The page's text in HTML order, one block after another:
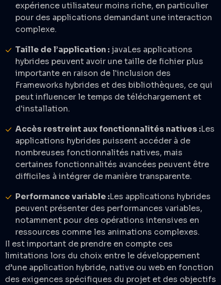
expérience utilisateur moins riche, en particulier
pour des applications demandant une interaction
complexe.​
Taille de l’application : javaLes applications
hybrides peuvent avoir une taille de fichier plus
importante en raison de l'inclusion des
Frameworks hybrides et des bibliothèques, ce qui
peut influencer le temps de téléchargement et
d'installation.​
Accès restreint aux fonctionnalités natives :Les
applications hybrides puissent accéder à de
nombreuses fonctionnalités natives, mais
certaines fonctionnalités avancées peuvent être
difficiles à intégrer de manière transparente.​
Performance variable :Les applications hybrides
peuvent présenter des performances variables,
notamment pour des opérations intensives en
ressources comme les animations complexes.​
Il est important de prendre en compte ces
limitations lors du choix entre le développement
d’une application hybride, native ou web en fonction
des exigences spécifiques du projet et des objectifs